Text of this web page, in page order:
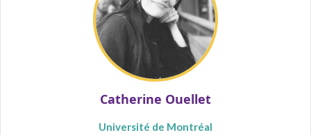
Catherine Ouellet
Université de Montréal